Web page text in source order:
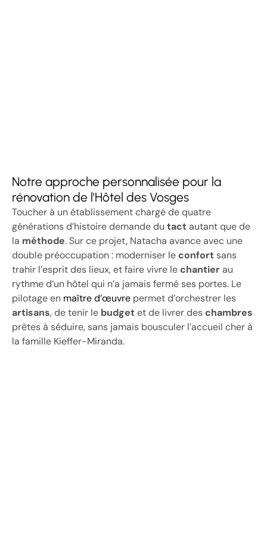
Notre approche personnalisée pour la
rénovation de l'Hôtel des Vosges
Toucher à un établissement chargé de quatre
générations d’histoire demande du tactautant que de
la méthode. Sur ce projet, Natacha avance avec une
double préoccupation : moderniser leconfort sans
trahir l’esprit des lieux, et faire vivre lechantierau
rythme d’un hôtel qui n’a jamais fermé ses portes. Le
pilotage en maître d’œuvre permet d’orchestrer les
artisans, de tenir le budgetet de livrer deschambres
prêtes à séduire, sans jamais bousculer l’accueil cher à
la famille Kieffer-Miranda.